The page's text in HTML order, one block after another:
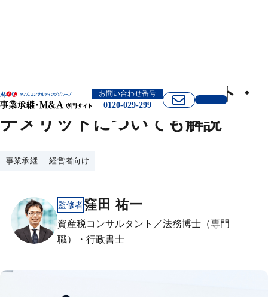
お問い合わせ番号
0120-029-299
事業譲渡の流れは？メリット・
デメリットについても解説
事業承継 経営者向け
監修者窪田 祐一
資産税コンサルタント／法務博士（専門
職）・行政書士